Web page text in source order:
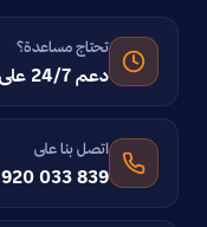
تحتاج مساعدة؟
دعم 24/7 على مدار الساعة
اتصل بنا على
920 033 839